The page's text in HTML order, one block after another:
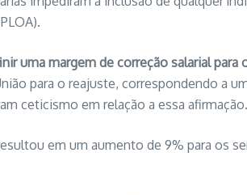
uma margem de correção salarial para
para o reajuste, correspondendo a
ceticismo em relação a essa afirmação.
em um aumento de 9% para os